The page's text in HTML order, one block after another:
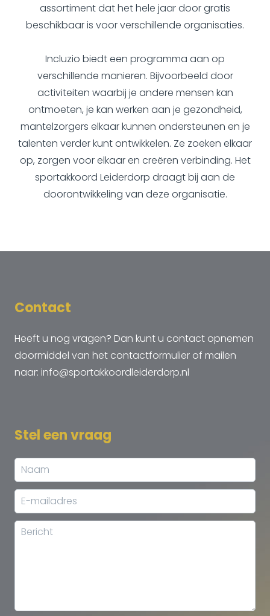
assortiment dat het hele jaar door gratis
beschikbaar is voor verschillende organisaties.
Incluzio biedt een programma aan op
verschillende manieren. Bijvoorbeeld door
activiteiten waarbij je andere mensen kan
ontmoeten, je kan werken aan je gezondheid,
mantelzorgers elkaar kunnen ondersteunen en je
talenten verder kunt ontwikkelen. Ze zoeken elkaar
op, zorgen voor elkaar en creëren verbinding. Het
sportakkoord Leiderdorp draagt bij aan de
doorontwikkeling van deze organisatie.
Contact
Heeft u nog vragen? Dan kunt u contact opnemen
doormiddel van het contactformulier of mailen
naar: info@sportakkoordleiderdorp.nl
Stel een vraag